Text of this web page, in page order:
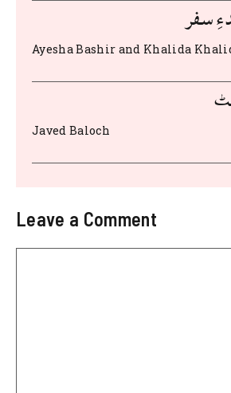
k سفر
Ayesha Bashir and Khalida
Javed Baloch
Leave a Comment